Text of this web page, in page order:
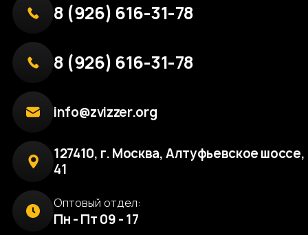
8 (926) 616-31-78
8 (926) 616-31-78
info@zvizzer.org
127410, г. Москва, Алтуфьевское шоссе,
41
Оптовый отдел:
Пн - Пт 09 - 17